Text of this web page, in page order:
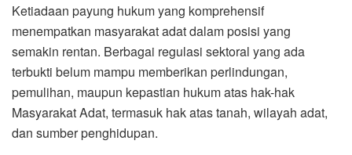
Ketiadaan payung hukum yang komprehensif
menempatkan masyarakat adat dalam posisi yang
semakin rentan. Berbagai regulasi sektoral yang ada
terbukti belum mampu memberikan perlindungan,
pemulihan, maupun kepastian hukum atas hak-hak
Masyarakat Adat, termasuk hak atas tanah, wilayah adat,
dan sumber penghidupan.